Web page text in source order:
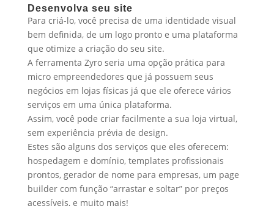
Desenvolva seu site
Para criá-lo, você precisa de uma identidade visual
bem definida, de um logo pronto e uma plataforma
que otimize a criação do seu site.
A ferramenta Zyro seria uma opção prática para
micro empreendedores que já possuem seus
negócios em lojas físicas já que ele oferece vários
serviços em uma única plataforma.
Assim, você pode criar facilmente a sua loja virtual,
sem experiência prévia de design.
Estes são alguns dos serviços que eles oferecem:
hospedagem e domínio, templates profissionais
prontos, gerador de nome para empresas, um page
builder com função “arrastar e soltar” por preços
acessíveis, e muito mais!